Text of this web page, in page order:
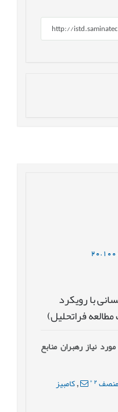
با رویکرد
فراتحلیل)
نیاز رهبران منابع
2
*
,کامبیز